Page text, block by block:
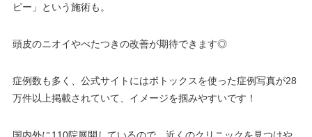
ピー」という施術も。
頭皮のニオイやべたつきの改善が期待できます◎
症例数も多く、公式サイトにはボトックスを使った症例写真が28
万件以上掲載されていて、イメージを掴みやすいです！